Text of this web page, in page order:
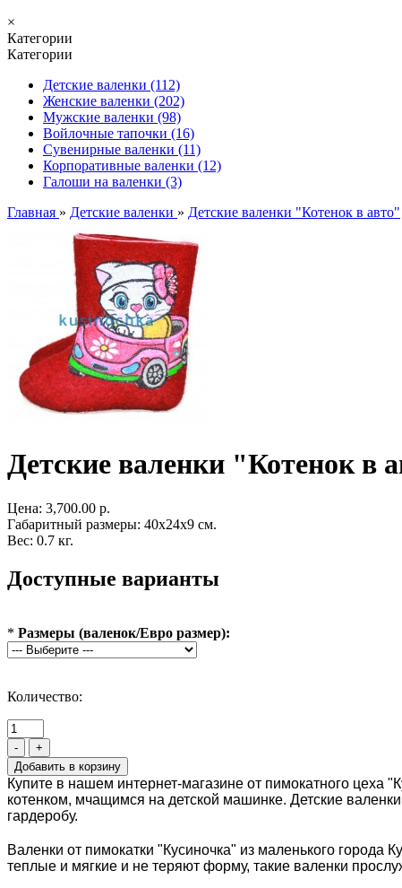
×
Категории
Категории
Детские валенки (112)
Женские валенки (202)
Мужские валенки (98)
Войлочные тапочки (16)
Сувенирные валенки (11)
Корпоративные валенки (12)
Галоши на валенки (3)
Главная » Детские валенки » Детские валенки "Котенок в авто"
Детские валенки "Котенок в
Цена: 3,700.00 р.
Габаритный размеры: 40x24x9 см.
Вес: 0.7 кг.
Доступные варианты
* Размеры (валенок/Евро размер):
Количество:
- +
Купите в нашем интернет-магазине от пимокатного цеха
котенком, мчащимся на детской машинке. Детские
гардеробу.
Валенки от пимокатки "Кусиночка" из маленького города
теплые и мягкие и не теряют форму, такие валенки